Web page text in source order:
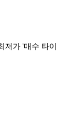
저가 '매수 타이